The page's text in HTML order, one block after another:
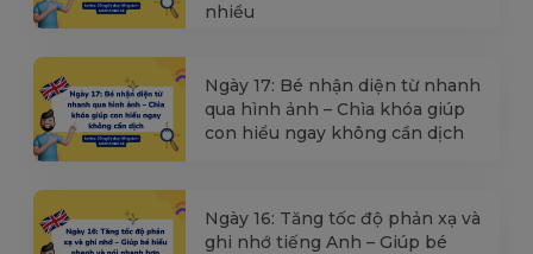
nhiều
Ngày 17: Bé nhận diện từ nhanh
qua hình ảnh – Chìa khóa giúp
con hiểu ngay không cần dịch
Ngày 16: Tăng tốc độ phản xạ và
ghi nhớ tiếng Anh – Giúp bé